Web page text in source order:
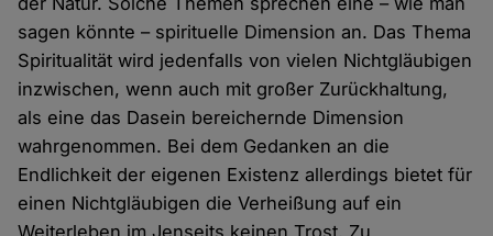
sagen könnte – spirituelle Dimension an. Das Thema
Spiritualität wird jedenfalls von vielen Nichtgläubigen
inzwischen, wenn auch mit großer Zurückhaltung,
als eine das Dasein bereichernde Dimension
wahrgenommen. Bei dem Gedanken an die
Endlichkeit der eigenen Existenz allerdings bietet für
einen Nichtgläubigen die Verheißung auf ein